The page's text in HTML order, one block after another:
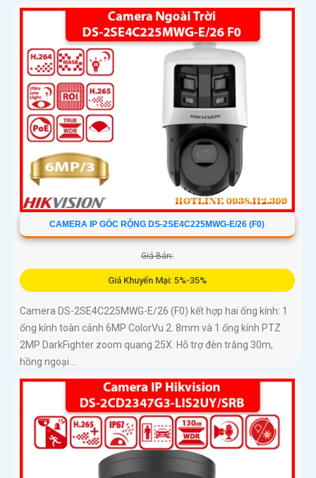
CAMERA IP GÓC RỘNG DS-2SE4C225MWG-E/26 (F0)
Giá Bán:
Giá Khuyến Mại: 5%-35%
Camera DS-2SE4C225MWG-E/26 (F0) kết hợp hai ống kính: 1
ống kính toàn cảnh 6MP ColorVu 2. 8mm và 1 ống kính PTZ
2MP DarkFighter zoom quang 25X. Hỗ trợ đèn trắng 30m,
hồng ngoại...